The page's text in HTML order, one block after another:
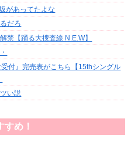
があってたよな
だろ
禁【踊る大捜査線 N.E.W】
付』完売表がこちら【15thシングル
い説
すめ！